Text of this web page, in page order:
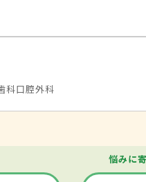
科口腔外科
悩みに